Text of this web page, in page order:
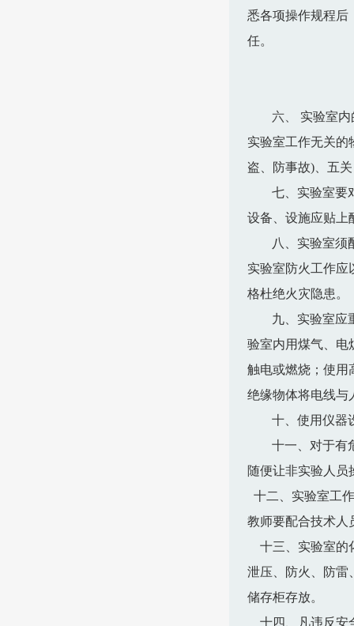
悉各项操作规程后
任。
六、
实验室
实验室工作无关的
盗、防事故)、五
七、实验室要
设备、设施应贴上
八、实验室须
实验室防火工作应
格杜绝火灾隐患。
九、实验室应
验室内用煤气、电
触电或燃烧；使用
绝缘物体将电线与
十、使用仪器
十一、对于有
随便让非实验人员
十二、实验室工
教师要配合技术人
十三、实验室的
泄压、防火、防雷
储存柜存放。
十四、凡违反安